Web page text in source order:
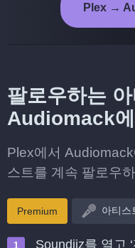
Plex →
팔로우하는
Audiomack
Plex에서
스트를 계속 팔로우
Premium 아티스
Soundiiz를 열고